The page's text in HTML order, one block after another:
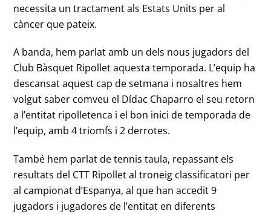
necessita un tractament als Estats Units per al
càncer que pateix.
A banda, hem parlat amb un dels nous jugadors del
Club Bàsquet Ripollet aquesta temporada. L’equip ha
descansat aquest cap de setmana i nosaltres hem
volgut saber comveu el Dídac Chaparro el seu retorn
a l’entitat ripolletenca i el bon inici de temporada de
l’equip, amb 4 triomfs i 2 derrotes.
També hem parlat de tennis taula, repassant els
resultats del CTT Ripollet al troneig classificatori per
al campionat d’Espanya, al que han accedit 9
jugadors i jugadores de l’entitat en diferents